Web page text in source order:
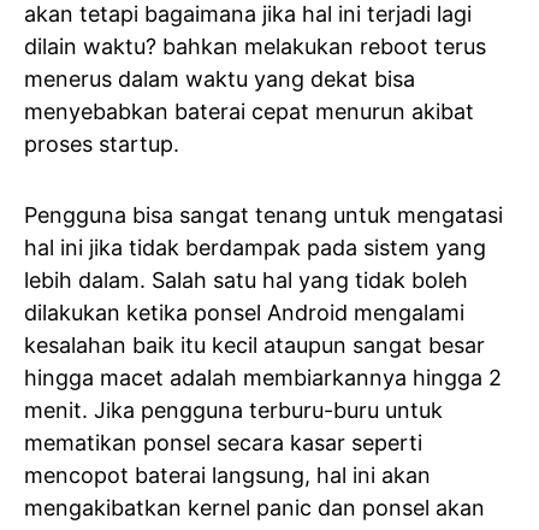
akan tetapi bagaimana jika hal ini terjadi lagi
dilain waktu? bahkan melakukan reboot terus
menerus dalam waktu yang dekat bisa
menyebabkan baterai cepat menurun akibat
proses startup.
Pengguna bisa sangat tenang untuk mengatasi
hal ini jika tidak berdampak pada sistem yang
lebih dalam. Salah satu hal yang tidak boleh
dilakukan ketika ponsel Android mengalami
kesalahan baik itu kecil ataupun sangat besar
hingga macet adalah membiarkannya hingga 2
menit. Jika pengguna terburu-buru untuk
mematikan ponsel secara kasar seperti
mencopot baterai langsung, hal ini akan
mengakibatkan kernel panic dan ponsel akan